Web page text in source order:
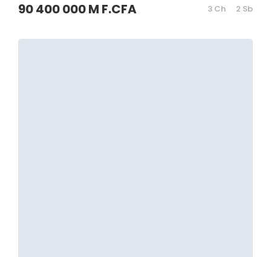
90 400 000 M F.CFA 3 Ch 2 Sb